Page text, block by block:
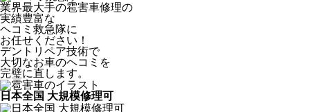
業界最大手の雹害車修理の
実績豊富な
ヘコミ救急隊に
お任せください！
デントリペア技術で
大切なお車のヘコミを
完璧に直します。
日本全国 大規模修理可